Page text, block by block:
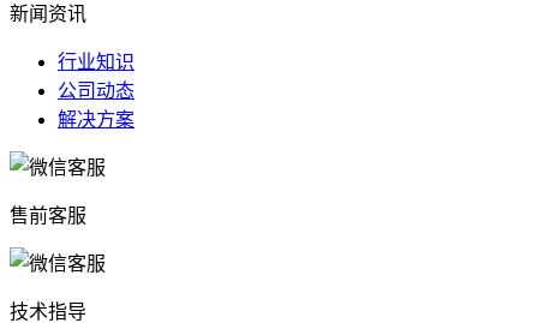
新闻资讯
行业知识
公司动态
解决方案
售前客服
技术指导